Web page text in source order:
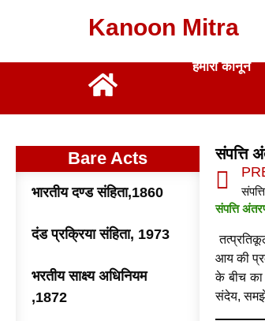
Kanoon Mitra
हमारा कानून
Bare Acts
भारतीय दण्ड संहिता,1860
दंड प्रक्रिया संहिता, 1973
भरतीय साक्ष्य अधिनियम
,1872
संपत्ति
संपत्ति
आय की
के बीच का
संदेय,